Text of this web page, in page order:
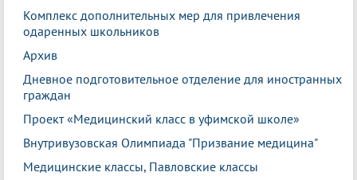
Комплекс дополнительных мер для привлечения
одаренных школьников
Архив
Дневное подготовительное отделение для иностранных
граждан
Проект «Медицинский класс в уфимской школе»
Внутривузовская Олимпиада "Призвание медицина"
Медицинские классы, Павловские классы